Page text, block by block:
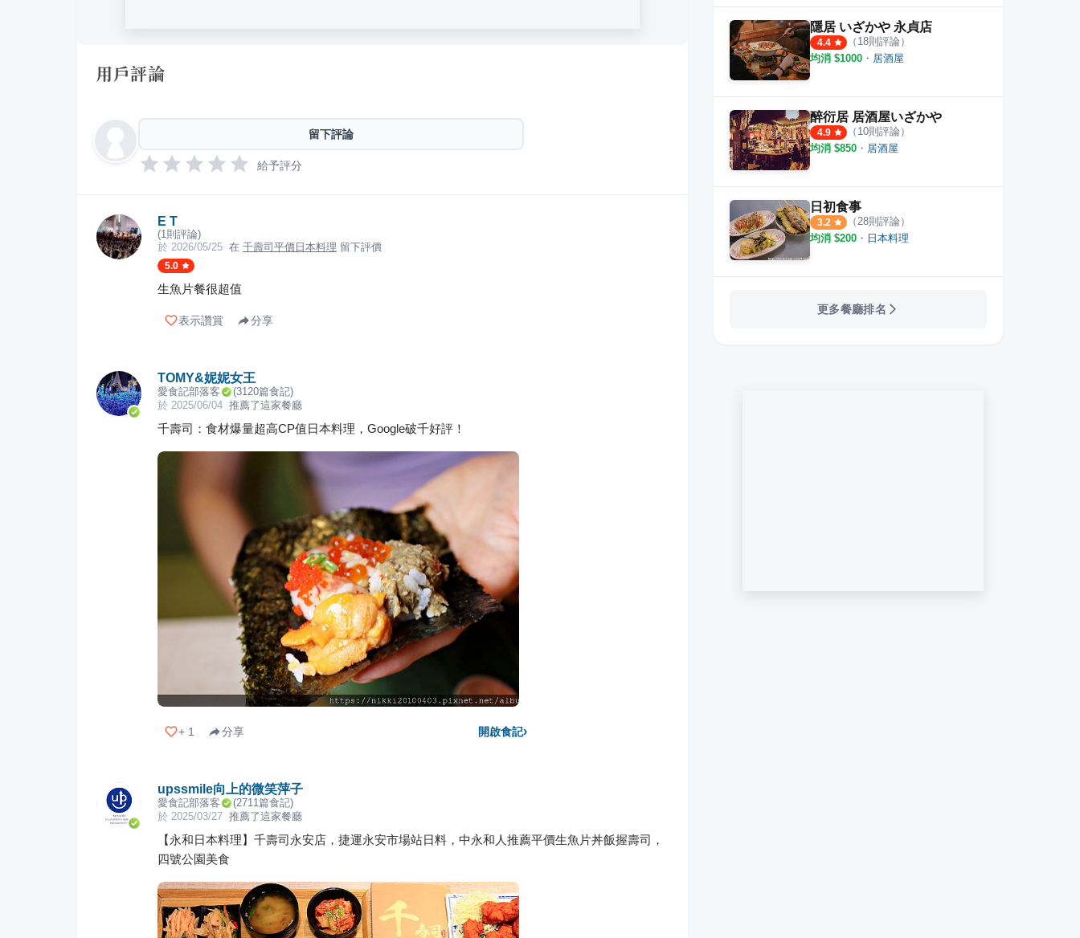
用戶評論
留下評論
給予評分
E T
(1 則評論)
於 2026/05/25 在 千壽司平價日本料理 留下評價
5.0
生魚片餐很超值
表示讚賞 分享
TOMY&妮妮女王
愛食記部落客 (3120篇食記)
於 2025/06/04 推薦了這家餐廳
千壽司：食材爆量超高CP值日本料理，Google破千好評！
+ 1 分享 開啟食記›
upssmile向上的微笑萍子
愛食記部落客 (2711 篇食記)
於 2025/03/27 推薦了這家餐廳
【永和日本料理】千壽司永安店，捷運永安市場站日料，中永和人推薦平價生魚片丼飯握壽司，
四號公園美食
隱居 いざかや 永貞店
4.4 （ 18則評論）
均消 $1000 ・ 居酒屋
醉衍居 居酒屋いざかや
4.9 （ 10則評論）
均消 $850 ・ 居酒屋
日初食事
3.2 （28則評論）
均消 $200 ・ 日本料理
更多餐廳排名